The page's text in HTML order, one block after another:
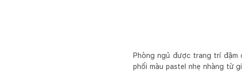
Phòng ngủ được trang trí đậm
phối màu pastel nhẹ nhàng từ